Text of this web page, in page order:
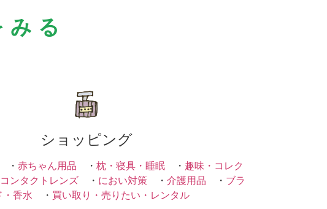
る
ショッピング
・ 赤ちゃん用品 ・ 枕・寝具・睡眠 ・ 趣味・コレク
ンタクトレンズ・ におい対策・ 介護用品 ・ ブラ
・香水 ・ 買い取り・売りたい・レンタル